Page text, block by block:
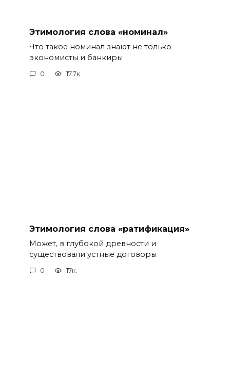
Этимология слова «номинал»
Что такое номинал знают не только
экономисты и банкиры
0 17.7к.
Этимология слова «ратификация»
Может, в глубокой древности и
существовали устные договоры
0 17к.